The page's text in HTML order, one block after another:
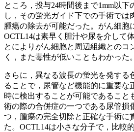
ところ，投与24時間後まで1mm以下
し，その蛍光ガイド下での手術では
腫瘍の除去が可能だった。がん細胞
OCTL14は素早く胆汁や尿を介して
とによりがん細胞と周辺組織とのコ
く，また毒性が低いこともわかった。
さらに，異なる波長の蛍光を発する
ることで，尿管など機能的に重要な
時に検出することが可能であること
術の際の合併症の一つである尿管損
つ，腫瘍の完全切除と正確な手術に
た。OCTL14は小さな分子で，比較